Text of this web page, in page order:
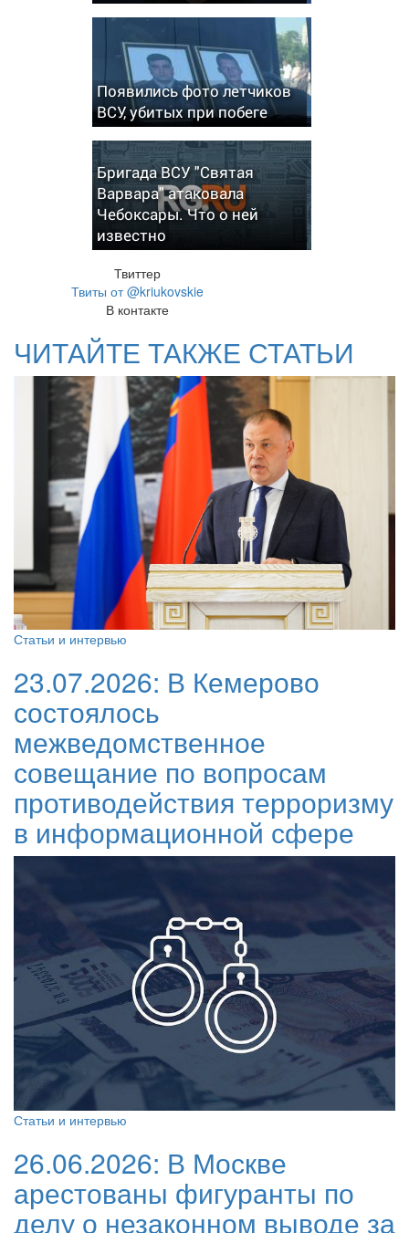
Появились фото летчиков
ВСУ, убитых при побеге
Бригада ВСУ "Святая
Варвара" атаковала
Чебоксары. Что о ней
известно
Твиттер
Твиты от @kriukovskie
В контакте
ЧИТАЙТЕ ТАКЖЕ СТАТЬИ
Статьи и интервью
23.07.2026: В Кемерово
состоялось
межведомственное
совещание по вопросам
противодействия терроризму
в информационной сфере
Статьи и интервью
26.06.2026: В Москве
арестованы фигуранты по
делу о незаконном выводе за